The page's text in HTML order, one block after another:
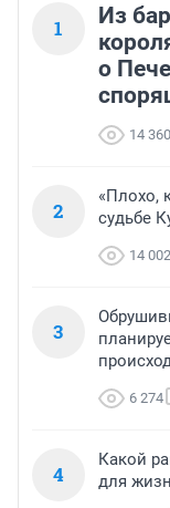
1
Из
о
14 360
2
«Плохо,
судьбе
14 002
3
6 274
4
Какой
для